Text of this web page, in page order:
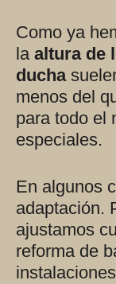
Como ya
la altura de
ducha
menos del
para todo el
especiales.
En algunos
adaptación.
ajustamos
reforma de